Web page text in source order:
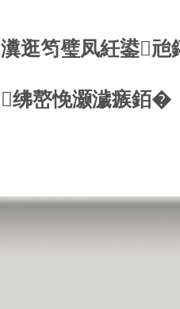
瀵逛笉璧凤紝鍙兘
绋嶅悗灏濊瘯銆�